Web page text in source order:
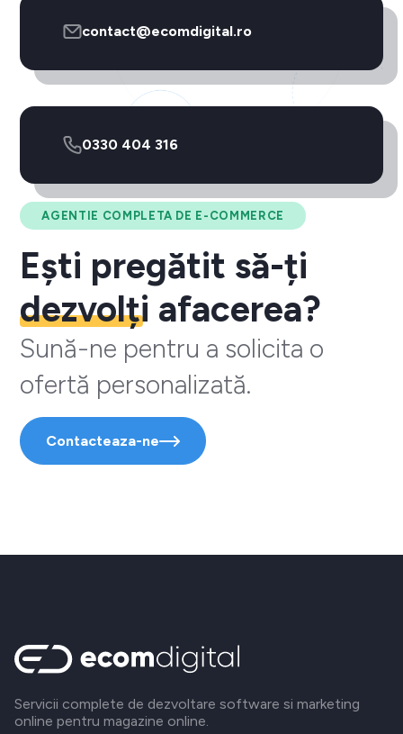
AGENTIE COMPLETA DE E-COMMERCE
Ești pregătit să-ți
dezvolți afacerea?
Sună-ne pentru a solicita o
ofertă personalizată.
Contacteaza-ne
contact@ecomdigital.ro
0330 404 316
Servicii complete de dezvoltare software si marketing
online pentru magazine online.